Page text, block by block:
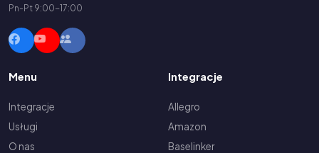
Pn-Pt 9:00-17:00
Menu
Integracje
Usługi
O nas
Integracje
Allegro
Amazon
Baselinker